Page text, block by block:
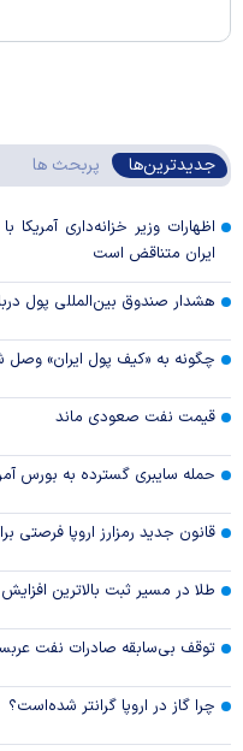
جدیدترین‌ها پربحث ها
اظهارات وزیر خزانه‌داری
ایران متناقض است
هشدار صندوق بین‌المللی پول
چگونه به «کیف پول ایران» وصل
قیمت نفت صعودی ماند
حمله سایبری گسترده به بورس
قانون جدید رمزارز اروپا فرصتی
طلا در مسیر ثبت بالاترین
توقف بی‌سابقه صادرات نفت
چرا گاز در اروپا گرانتر شده‌است؟